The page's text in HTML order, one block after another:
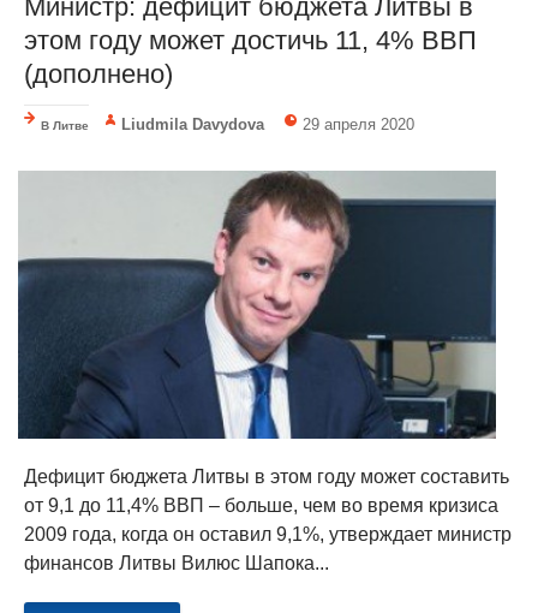
Министр: дефицит бюджета Литвы в
этом году может достичь 11, 4% ВВП
(дополнено)
В Литве Liudmila Davydova 29 апреля 2020
Дефицит бюджета Литвы в этом году может составить
от 9,1 до 11,4% ВВП – больше, чем во время кризиса
2009 года, когда он оставил 9,1%, утверждает министр
финансов Литвы Вилюс Шапока...